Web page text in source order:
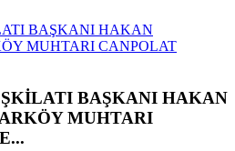
BAŞKANI HAKAN
MUHTARI CANPOLAT
BAŞKANI HAKAN
MUHTARI